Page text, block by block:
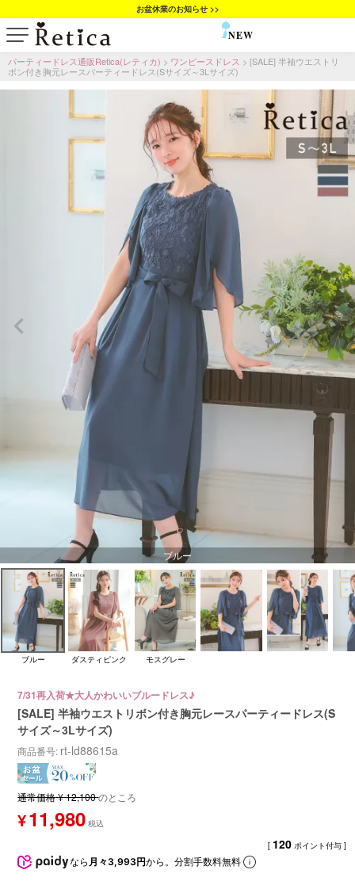
お盆休業のお知らせ >>
NEW
パーティードレス通販Retica(レティカ) ワンピースドレス
[SALE] 半袖ウエストリ
ボン付き胸元レースパーティードレス(Sサイズ～3Lサイズ)
ブルー
ブルー ダスティピンク モスグレー
7/31再入荷★大人かわいいブルードレス♪
[SALE] 半袖ウエストリボン付き胸元レースパーティードレス(S
サイズ～3Lサイズ)
商品番号 rt-ld88615a
通常価格¥12,100のところ
¥11,980
[ 120 ポイント付与 ]
なら 月々3,993円から。分割手数料無料